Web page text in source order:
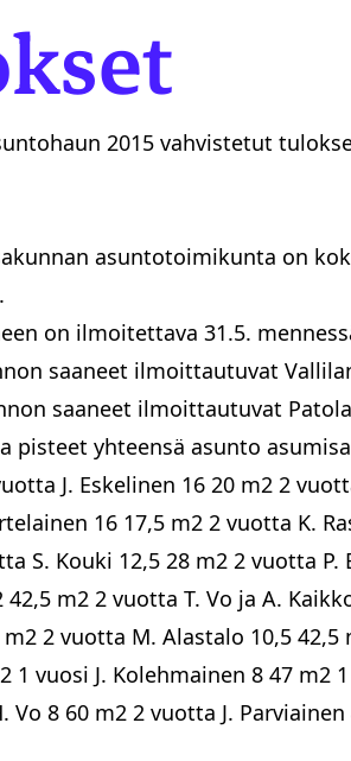
2015 vahvistetut
asuntotoimikunta on
on ilmoitettava 31.5.
saaneet ilmoittautuvat
saaneet ilmoittautuvat
pisteet yhteensä asunto
J. Eskelinen 16 20 m2 2
16 17,5 m2 2 vuotta K.
S. Kouki 12,5 28 m2 2 vuotta
42,5 m2 2 vuotta T. Vo ja A.
2 vuotta M. Alastalo 10,5
1 vuosi J. Kolehmainen 8 47
Vo 8 60 m2 2 vuotta J.